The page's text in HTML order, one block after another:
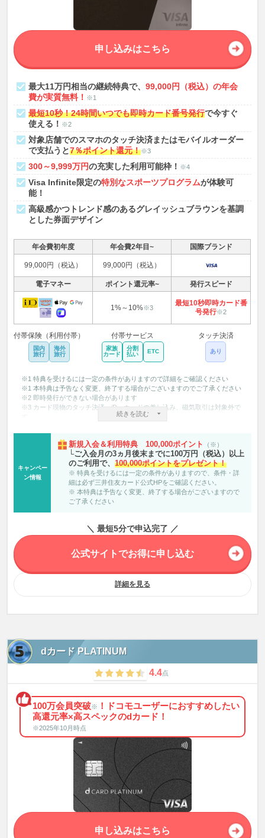
最大11万円相当の継続特典で、99,000円（税込）の年会
費が実質無料！ ※1
最短10秒！24時間いつでも即時カード番号発行で今すぐ
使える！ ※2
対象店舗でのスマホのタッチ決済またはモバイルオーダー
で支払うと7％ポイント還元！※3
300～9,999万円の充実した利用可能枠！ ※4
Visa Infinite限定の特別なスポーツプログラムが体験可
能！
高級感かつトレンド感のあるグレイッシュブラウンを基調
とした券面デザイン
申し込みはこちら
年会費初年度 年会費2年目~ 国際ブランド
99,000円（税込） 99,000円（税込）
電子マネー ポイント還元率~ 発行スピード
1%～10%※3
最短10秒即時カード番
号発行※2
付帯保険（利用付帯）
国内
旅行
海外
旅行
付帯サービス
家族
カード
分割
払い
ETC
タッチ決済
あり
続きを読む
※1 特典を受けるには一定の条件がありますので詳細をご確認ください
※1 本特典は予告なく変更、終了する場合がございますのでご了承ください
※2 即時発行ができない場合があります
※3 カード現物のタッチ決済、iD、カードの差し込み、磁気取引は対象外で
ならない交通事業者がございます。カード現物のタッチ決済は対象となりま
※3 商業施設内にある店舗などでは、一部ポイント付与の対象となりませ
※3 一定金額（原則1万円）を超えると、タッチ決済でなく、決済端末にカ
ードを挿しお支払いただく場合がございます。その場合のお支払い分は、タ
ッチ決済分のポイント還元の対象となりませんので、ご了承ください。上
記、タッチ決済とならない金額の上限は、ご利用される店舗によって異なる
場合がございます。
す。詳しくはサービス詳細ページをご確認ください。
※3 通常のポイント分を含んだ還元率です。
※3 ポイント還元率は利用金額に対する獲得ポイントを示したもので、ポイ
ントの交換方法によっては、1ポイント1円相当にならない場合があります。
※3 2026年2月24日（火）ご利用分より対象となります。
※4 ご利用枠は、お客さまごとのご利用状況やお支払い実績などにより個別
に設定させていただきます。ご希望通りの設定が出来かねる場合がございま
すので、ご了承ください。
キャンペー
ン情報
新規入会＆利用特典 100,000ポイント （※）
└ご入会月の3ヵ月後末までに100万円（税込）以上
のご利用で、100,000ポイントをプレゼント！
※ 特典を受けるには一定の条件がありますので、条件・詳
細は必ず三井住友カード公式HPをご確認ください。
※ 本特典は予告なく変更、終了する場合がございますので
ご了承ください
＼ 最短5分で申込完了 ／
公式サイトでお得に申し込む
詳細を見る
dカード PLATINUM
4.4点
100万会員突破※ ！ドコモユーザーにおすすめしたい
高還元率×高スペックのdカード！
※2025年10月時点
申し込みはこちら